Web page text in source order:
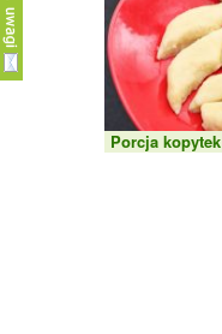
Porcja kopytek